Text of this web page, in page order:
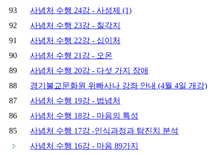
93
사념처 수행 24강 - 사성제 (1)
92
사념처 수행 23강 - 칠각지
91
사념처 수행 22강 - 십이처
90
사념처 수행 21강 - 오온
89
사념처 수행 20강 - 다섯 가지 장애
88
경기불교문화원 위빠사나 강좌 안내 (4월 4일 개강)
87
사념처 수행 19강 - 법념처
86
사념처 수행 18강 - 마음의 특성
85
사념처 수행 17강 -인식과정과 탐진치 분석
사념처 수행 16강 - 마음 89가지